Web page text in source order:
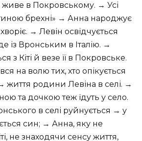
живе в Покровському. → Усі
брехні» → Анна народжує
→ Левін освідчується
із Вронським в Італію. →
з Кіті й везе її в Покровське.
на волю тих, хто опікується
життя родини Левіна в селі. →
та дочкою теж їдуть у село.
в селі руйнується → у
син; → Анна, яку не
не знаходячи сенсу життя,